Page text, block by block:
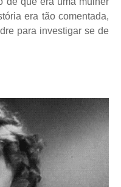
era tão comentada,
para investigar se de